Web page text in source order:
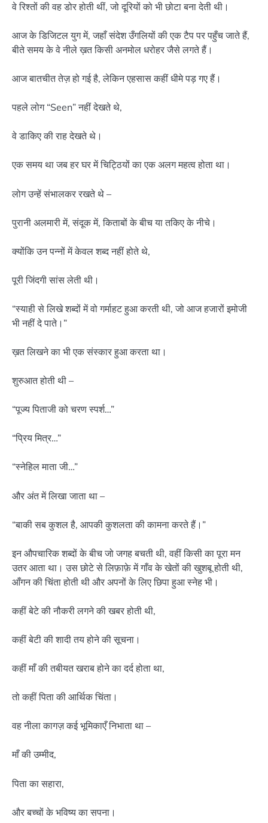
वे रिश्तों की वह डोर होती थीं, जो दूरियों को भी छोटा बना देती थी।
आज के डिजिटल युग में, जहाँ संदेश उँगलियों की एक टैप पर पहुँच जाते हैं,
बीते समय के वे नीले ख़त किसी अनमोल धरोहर जैसे लगते हैं।
आज बातचीत तेज़ हो गई है, लेकिन एहसास कहीं धीमे पड़ गए हैं।
पहले लोग “Seen” नहीं देखते थे,
वे डाकिए की राह देखते थे।
एक समय था जब हर घर में चिट्ठियों का एक अलग महत्व होता था।
लोग उन्हें संभालकर रखते थे –
पुरानी अलमारी में, संदूक में, किताबों के बीच या तकिए के नीचे।
क्योंकि उन पन्नों में केवल शब्द नहीं होते थे,
पूरी जिंदगी सांस लेती थी।
“स्याही से लिखे शब्दों में वो गर्माहट हुआ करती थी, जो आज हजारों इमोजी
भी नहीं दे पाते।”
ख़त लिखने का भी एक संस्कार हुआ करता था।
शुरुआत होती थी –
“पूज्य पिताजी को चरण स्पर्श…”
“प्रिय मित्र…”
“स्नेहिल माता जी…”
और अंत में लिखा जाता था –
“बाकी सब कुशल है, आपकी कुशलता की कामना करते हैं।”
इन औपचारिक शब्दों के बीच जो जगह बचती थी, वहीं किसी का पूरा मन
उतर आता था। उस छोटे से लिफ़ाफ़े में गाँव के खेतों की खुशबू होती थी,
आँगन की चिंता होती थी और अपनों के लिए छिपा हुआ स्नेह भी।
कहीं बेटे की नौकरी लगने की खबर होती थी,
कहीं बेटी की शादी तय होने की सूचना।
कहीं माँ की तबीयत खराब होने का दर्द होता था,
तो कहीं पिता की आर्थिक चिंता।
वह नीला कागज़ कई भूमिकाएँ निभाता था –
माँ की उम्मीद,
पिता का सहारा,
और बच्चों के भविष्य का सपना।